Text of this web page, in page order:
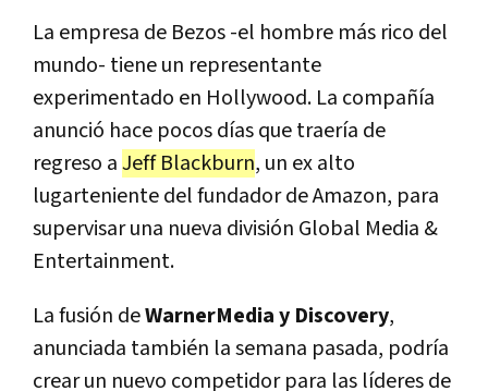
La empresa de Bezos -el hombre más rico del
mundo- tiene un representante
experimentado en Hollywood. La compañía
anunció hace pocos días que traería de
regreso aJeff Blackburn, un ex alto
lugarteniente del fundador de Amazon, para
supervisar una nueva división Global Media &
Entertainment.
La fusión deWarnerMedia y Discovery,
anunciada también la semana pasada, podría
crear un nuevo competidor para las líderes de